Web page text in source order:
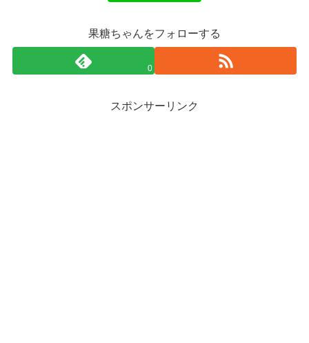
果糖ちゃんをフォローする
0
スポンサーリンク